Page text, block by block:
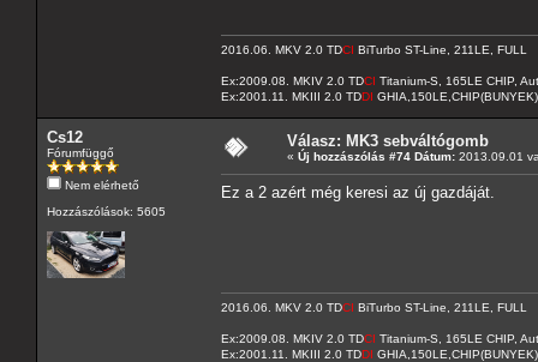
2016.06. MKV 2.0 TDCI BiTurbo ST-Line, 211LE, FULL
Ex:2009.08. MKIV 2.0 TDCI Titanium-S, 165LE CHIP,
Ex:2001.11. MKIII 2.0 TDDI
Cs12
Fórumfüggő
Nem elérhető
Hozzászólások: 5605
Válasz: MK3 sebváltógomb
« Új hozzászólás #74 Dátum: 2013.09.01
Ez a 2 azért még keresi az új gazdáját.
2016.06. MKV 2.0 TDCI BiTurbo ST-Line, 211LE, FULL
Ex:2009.08. MKIV 2.0 TDCI Titanium-S, 165LE CHIP,
Ex:2001.11. MKIII 2.0 TDDI